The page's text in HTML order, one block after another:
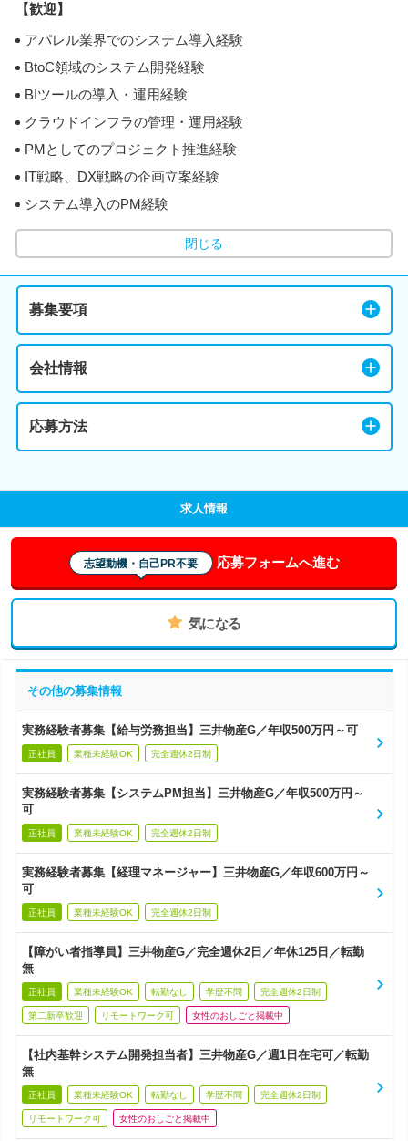
【歓迎】
アパレル業界でのシステム導入経験
BtoC領域のシステム開発経験
BIツールの導入・運用経験
クラウドインフラの管理・運用経験
PMとしてのプロジェクト推進経験
IT戦略、DX戦略の企画立案経験
システム導入のPM経験
閉じる
募集要項
会社情報
応募方法
求人情報
志望動機・自己PR不要 応募フォームへ進む
気になる
その他の募集情報
実務経験者募集【給与労務担当】三井物産G／年収500万円～可
正社員 業種未経験OK 完全週休2日制
実務経験者募集【システムPM担当】三井物産G／年収500万円～
可
正社員 業種未経験OK 完全週休2日制
実務経験者募集【経理マネージャー】三井物産G／年収600万円～
可
正社員 業種未経験OK 完全週休2日制
【障がい者指導員】三井物産G／完全週休2日／年休125日／転勤
無
正社員 業種未経験OK 転勤なし 学歴不問 完全週休2日制
第二新卒歓迎 リモートワーク可 女性のおしごと掲載中
【社内基幹システム開発担当者】三井物産G／週1日在宅可／転勤
無
正社員 業種未経験OK 転勤なし 学歴不問 完全週休2日制
リモートワーク可 女性のおしごと掲載中